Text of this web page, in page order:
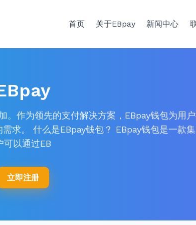
首页 关于EBpay 新闻中心
作为领先的支付解决方案，EBpay钱包为用
求。 什么是EBpay钱包？ EBpay钱包是一款
可以通过EB
立即注册